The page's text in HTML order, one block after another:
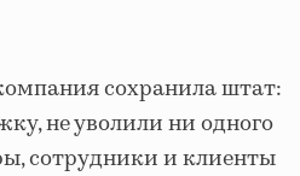
сохранила штат:
не уволили ни одного
сотрудники и клиенты